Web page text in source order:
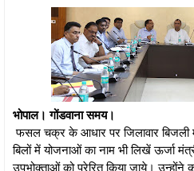
भोपाल। गोंडवाना समय।
फसल चक्र के आधार पर जिलावार बिजली
बिलों में योजनाओं का नाम भी लिखें ऊर्जा
उपभोक्ताओं को प्रेरित किया जाये। उन्होंने